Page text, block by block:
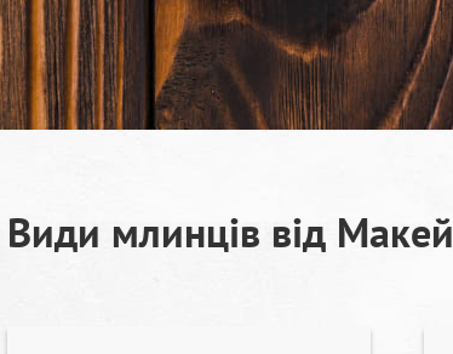
Види млинців від Макей